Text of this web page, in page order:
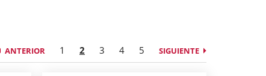
ANTERIOR 1 2 3 4 5 SIGUIENTE